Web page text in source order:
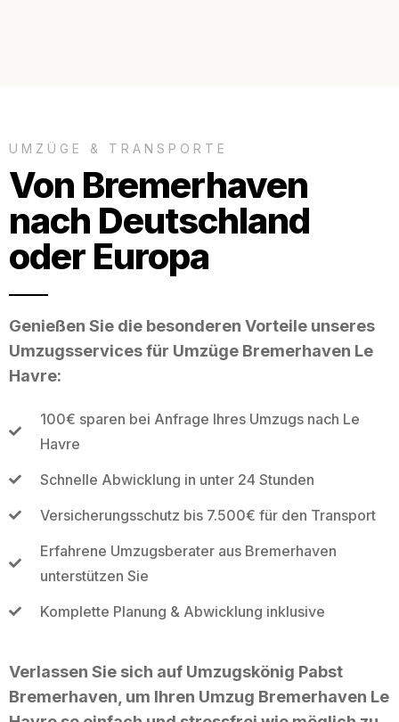
UMZÜGE & TRANSPORTE
Von Bremerhaven
nach Deutschland
oder Europa
Genießen Sie die besonderen Vorteile unseres
Umzugsservices für Umzüge Bremerhaven Le
Havre:
100€ sparen bei Anfrage Ihres Umzugs nach Le
Havre
Schnelle Abwicklung in unter 24 Stunden
Versicherungsschutz bis 7.500€ für den Transport
Erfahrene Umzugsberater aus Bremerhaven
unterstützen Sie
Komplette Planung & Abwicklung inklusive
Verlassen Sie sich auf Umzugskönig Pabst
Bremerhaven, um Ihren Umzug Bremerhaven Le